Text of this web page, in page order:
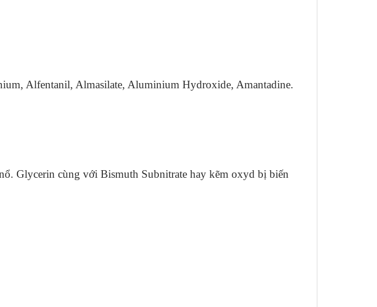
Alfentanil, Almasilate, Aluminium Hydroxide, Amantadine.
Glycerin cùng với Bismuth Subnitrate hay kẽm oxyd bị biến